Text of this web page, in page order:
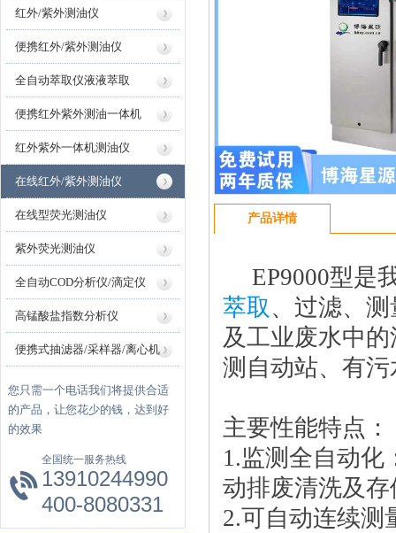
红外/紫外测油仪
便携红外/紫外测油仪
全自动萃取仪液液萃取
便携红外紫外测油一体机
红外紫外一体机测油仪
在线红外/紫外测油仪
在线型荧光测油仪
紫外荧光测油仪
全自动COD分析仪/滴定仪
高锰酸盐指数分析仪
便携式抽滤器/采样器/离心机
您只需一个电话我们将提供合适
的产品，让您花少的钱，达到好
的效果
全国统一服务热线
13910244990
400-8080331
产品详情
EP9000型是
萃取 、过滤、
及工业废水中
测自动站、有
主要性能特点：
1.监测全自动化
动排废清洗及
2.可自动连续测